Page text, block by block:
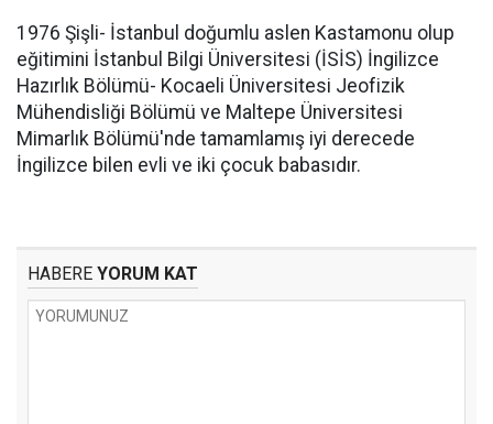
1976 Şişli- İstanbul doğumlu aslen Kastamonu olup
eğitimini İstanbul Bilgi Üniversitesi (İSİS) İngilizce
Hazırlık Bölümü- Kocaeli Üniversitesi Jeofizik
Mühendisliği Bölümü ve Maltepe Üniversitesi
Mimarlık Bölümü'nde tamamlamış iyi derecede
İngilizce bilen evli ve iki çocuk babasıdır.
HABERE YORUM KAT